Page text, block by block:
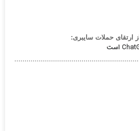
ارتقای حملات سایبری: